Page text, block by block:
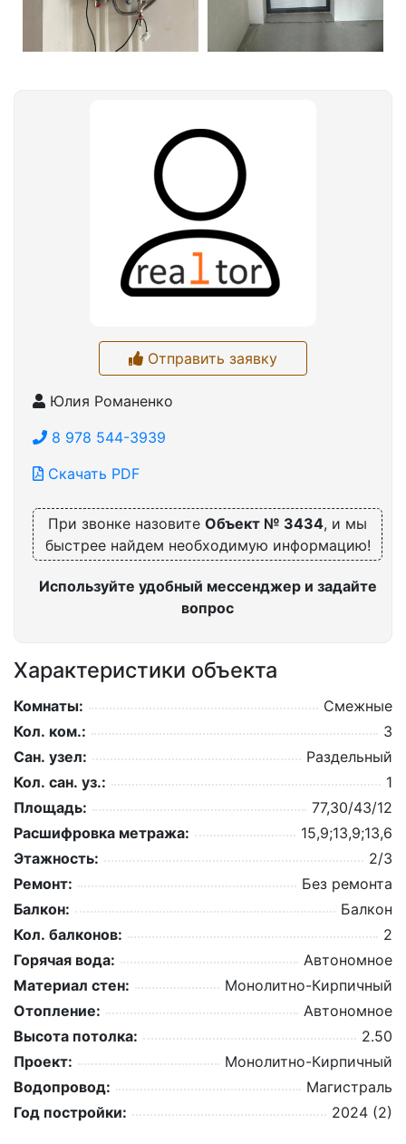
Отправить заявку
Юлия Романенко
8 978 544-3939
Скачать PDF
При звонке назовите Объект № 3434, и мы
быстрее найдем необходимую информацию!
Используйте удобный мессенджер и задайте
вопрос
Характеристики объекта
Комнаты:
Смежные
Кол. ком.:
3
Сан. узел:
Раздельный
Кол. сан. уз.:
1
Площадь:
77,30/43/12
Расшифровка метража:
15,9;13,9;13,6
Этажность:
2/3
Ремонт:
Без ремонта
Балкон:
Балкон
Кол. балконов:
2
Горячая вода:
Автономное
Материал стен:
Монолитно-Кирпичный
Отопление:
Автономное
Высота потолка:
2.50
Проект:
Монолитно-Кирпичный
Водопровод:
Магистраль
Год постройки:
2024 (2)